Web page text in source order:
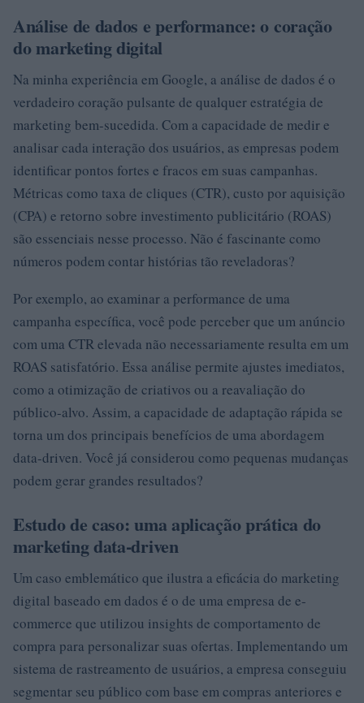
Análise de dados e performance: o coração
do marketing digital
Na minha experiência em Google, a análise de dados é o
verdadeiro coração pulsante de qualquer estratégia de
marketing bem-sucedida. Com a capacidade de medir e
analisar cada interação dos usuários, as empresas podem
identificar pontos fortes e fracos em suas campanhas.
Métricas como taxa de cliques (CTR), custo por aquisição
(CPA) e retorno sobre investimento publicitário (ROAS)
são essenciais nesse processo. Não é fascinante como
números podem contar histórias tão reveladoras?
Por exemplo, ao examinar a performance de uma
campanha específica, você pode perceber que um anúncio
com uma CTR elevada não necessariamente resulta em um
ROAS satisfatório. Essa análise permite ajustes imediatos,
como a otimização de criativos ou a reavaliação do
público-alvo. Assim, a capacidade de adaptação rápida se
torna um dos principais benefícios de uma abordagem
data-driven. Você já considerou como pequenas mudanças
podem gerar grandes resultados?
Estudo de caso: uma aplicação prática do
marketing data-driven
Um caso emblemático que ilustra a eficácia do marketing
digital baseado em dados é o de uma empresa de e-
commerce que utilizou insights de comportamento de
compra para personalizar suas ofertas. Implementando um
sistema de rastreamento de usuários, a empresa conseguiu
segmentar seu público com base em compras anteriores e